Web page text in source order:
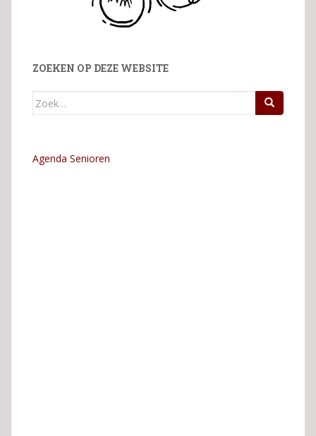
ZOEKEN OP DEZE WEBSITE
Zoek
Agenda Senioren